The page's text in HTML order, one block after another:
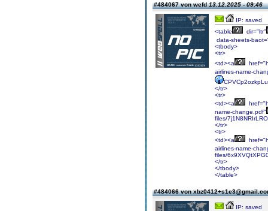
#484067 von wefd13.12.2025 - 09:46
IP: saved
<table
dir="ltr"
data-sheets-
<tbody>
<tr>
<td><a
airlines-name-
</tr>
<tr>
<td><a
name-change.pdf"
files/
</tr>
<tr>
<td><a
airlines-name-
files/
</tr>
</tbody>
</table>
#484066 von
IP: saved